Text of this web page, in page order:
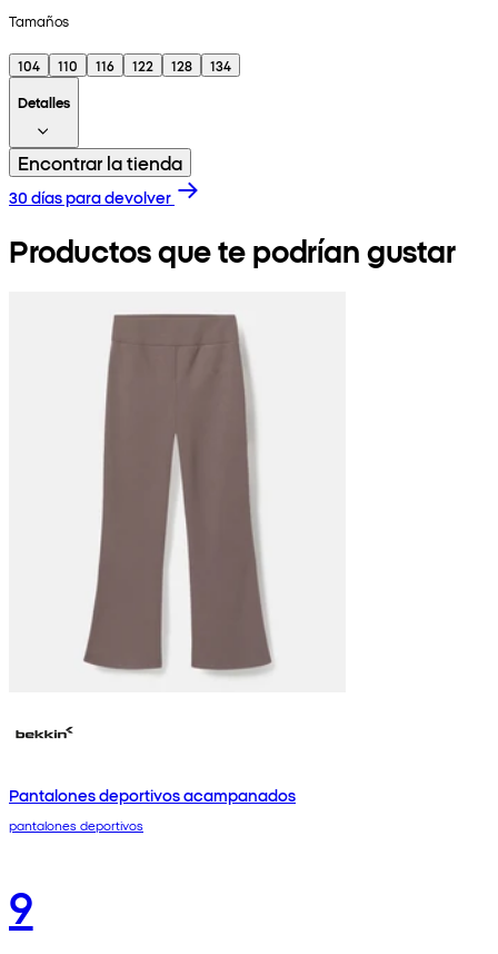
Tamaños
104 110 116 122 128
134
Detalles
Encontrar la tienda
30 días para devolver
Productos que te podrían gustar
Pantalones deportivos acampanados
pantalones deportivos
9